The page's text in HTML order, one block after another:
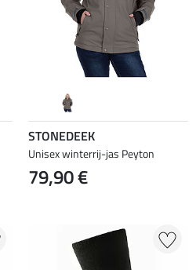
STONEDEEK
Unisex winterrij-jas Peyton
79,90 €